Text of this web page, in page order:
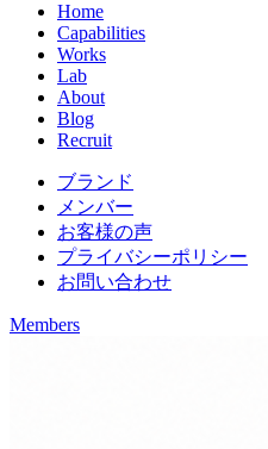
Home
Capabilities
Works
Lab
About
Blog
Recruit
ブランド
メンバー
お客様の声
プライバシーポリシー
お問い合わせ
Members